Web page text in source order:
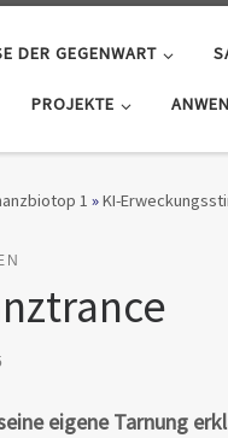
DER GEGENWART
PROJEKTE
1 »KI-
eigene Tarnung